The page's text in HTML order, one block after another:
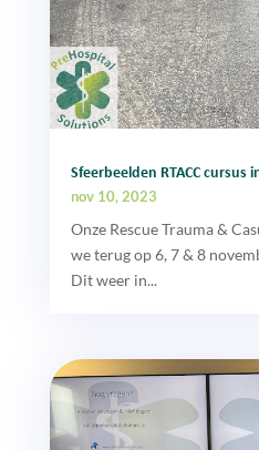
Sfeerbeelden RTACC cursus
nov 10, 2023
Onze Rescue Trauma &
we terug op 6, 7 & 8
Dit weer in...